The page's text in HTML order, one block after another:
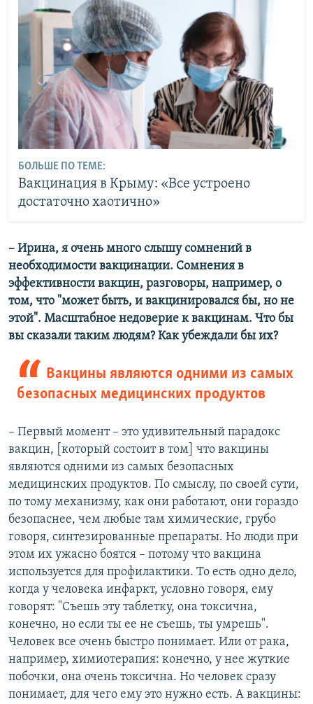
БОЛЬШЕ ПО ТЕМЕ:
Вакцинация в Крыму: «Все устроено
достаточно хаотично»
– Ирина, я очень много слышу сомнений в
необходимости вакцинации. Сомнения в
эффективности вакцин, разговоры, например, о
том, что "может быть, и вакцинировался бы, но не
этой". Масштабное недоверие к вакцинам. Что бы
вы сказали таким людям? Как убеждали бы их?
Вакцины являются одними из самых
безопасных медицинских продуктов
– Первый момент – это удивительный парадокс
вакцин, [который состоит в том] что вакцины
являются одними из самых безопасных
медицинских продуктов. По смыслу, по своей сути,
по тому механизму, как они работают, они гораздо
безопаснее, чем любые там химические, грубо
говоря, синтезированные препараты. Но люди при
этом их ужасно боятся – потому что вакцина
используется для профилактики. То есть одно дело,
когда у человека инфаркт, условно говоря, ему
говорят: "Съешь эту таблетку, она токсична,
конечно, но если ты ее не съешь, ты умрешь".
Человек все очень быстро понимает. Или от рака,
например, химиотерапия: конечно, у нее жуткие
побочки, она очень токсична. Но человек сразу
понимает, для чего ему это нужно есть. А вакцины: